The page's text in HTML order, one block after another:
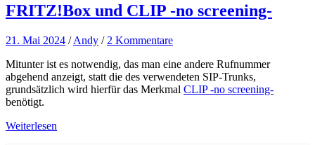
FRITZ!Box und CLIP -no screening-
21. Mai 2024 /Andy / 2 Kommentare
Mitunter ist es notwendig, das man eine andere Rufnummer
abgehend anzeigt, statt die des verwendeten SIP-Trunks,
grundsätzlich wird hierfür das Merkmal CLIP -no screening-
benötigt.
Weiterlesen